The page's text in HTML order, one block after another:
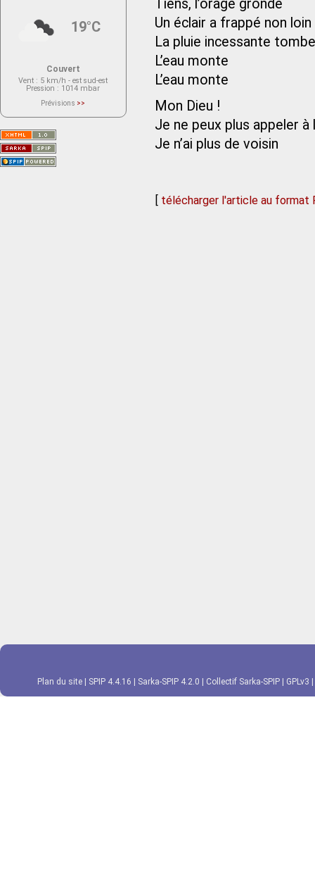
Tiens, l’orage gronde
Un éclair a frappé non loin
La pluie incessante
L’eau monte
L’eau monte
Mon Dieu !
Je ne peux plus appeler à
Je n’ai plus de voisin
[ télécharger l'article au format
19°C
Couvert
Vent : 5 km/h - est sud-est
Pression : 1014 mbar
Prévisions >>
actuellement aucune prévision
Saint-Nom.
Veuillez consulter le message du
service ci-dessous.
(401 - Invalid API key. Please see
https://openweathermap.org/faq#error401
Plan du site SPIP 4.4.16 Sarka-SPIP 4.2.0 Collectif Sarka-SPIP GPLv3